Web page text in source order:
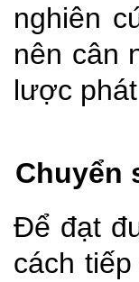
nghiên
nên cân
lược
Chuyển
Để đạt
cách